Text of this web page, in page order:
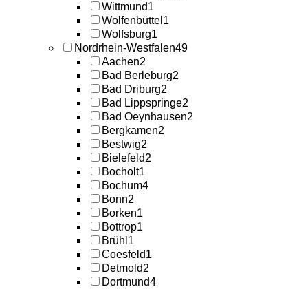
Wittmund1
Wolfenbüttel 1
Wolfsburg1
Nordrhein-Westfalen49
Aachen2
Bad Berleburg2
Bad Driburg2
Bad Lippspringe2
Bad Oeynhausen2
Bergkamen2
Bestwig2
Bielefeld2
Bocholt1
Bochum4
Bonn2
Borken1
Bottrop1
Brühl 1
Coesfeld1
Detmold2
Dortmund4